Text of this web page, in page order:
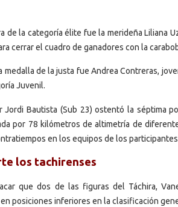
de la categoría élite fue la merideña Liliana
cerrar el cuadro de ganadores con la
medalla de la justa fue Andrea Contreras,
Juvenil.
Jordi Bautista (Sub 23) ostentó la séptima
por 78 kilómetros de altimetría de
en los equipos de los
los tachirenses
que dos de las figuras del Táchira,
posiciones inferiores en la clasificación